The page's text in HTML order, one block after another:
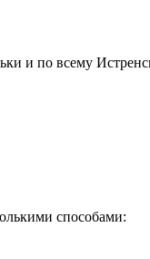
и по всему
способами: